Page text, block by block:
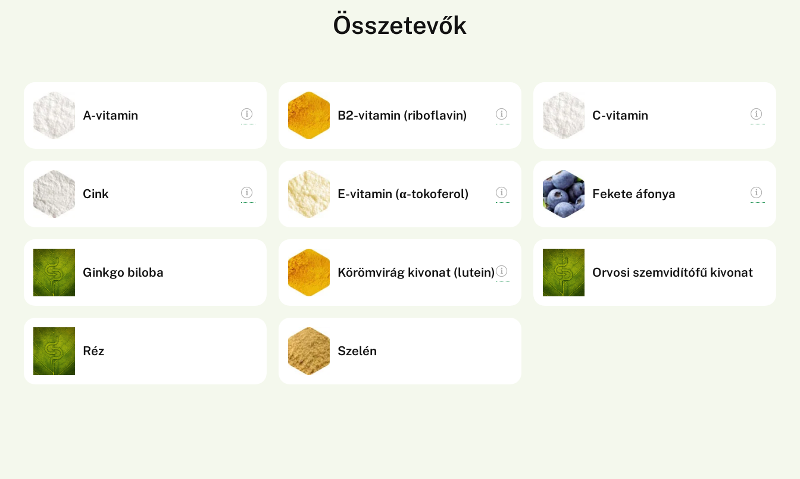
Összetevők
A-vitamin
Hozzájárul az immunrendszer megfelelő
működéséhez, a normál látás fenntartásához,
valamint a bőr és a nyálkahártyák normál
vasanyagcserében, szerepet játszik a
sejtdifferenciálódás folyamatában.
B2-vitamin (riboflavin)
Hozzájárul a normál energiatermelő
anyagcseréhez, az idegrendszer normál
működéséhez, valamint a bőr és a nyálkahártyák
játszik a sejtek oxidatív stresszel szembeni
védelmében és a normál látás megőrzésében is.
C-vitamin
A C-vitamin hozzájárul az immunrendszer normál
működéséhez, a sejtek oxidatív stresszel
szembeni védelméhez, valamint a fáradtságérzet
kollagénképződésben, amely szükséges az erek,
a bőr, a csontok és a porcok normál
működéséhez.
Cink
Hozzájárul az immunrendszer normál
működéséhez, a normál sejtosztódáshoz, a
termékenység fenntartásához, valamint a bőr, haj
normál szénhidrát-anyagcserében és a csontozat
egészségének fenntartásában is.
E-vitamin (α-tokoferol)
Hozzájárul a sejtek oxidatív stresszel szembeni
védelméhez, segít megóvni a sejteket a szabad
gyökök károsító hatásától.
Fekete áfonya
Antioxidánsokban gazdag, hozzájárul a normál
vérkeringés fenntartásához és támogatja a sejtek
oxidatív stresszel szembeni védelmét. Emellett
és a bélrendszer komfortját.
Ginkgo biloba Körömvirág kivonat (lutein)
A körömvirág kivonata luteint tartalmaz, amely
antioxidáns hatású növényi anyag. Hozzájárul a
sejtek védelméhez és támogatja a szervezet
Orvosi szemvidítófű kivonat
Réz Szelén